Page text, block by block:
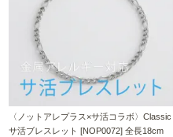
〈ノットアレプラス×サ活コラボ〉Classic
サ活ブレスレット [NOP0072] 全長18cm